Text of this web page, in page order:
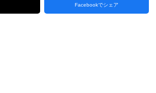
Facebookでシェア